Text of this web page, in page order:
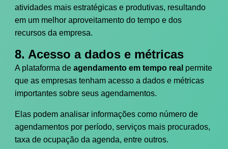
atividades mais estratégicas e produtivas, resultando
em um melhor aproveitamento do tempo e dos
recursos da empresa.
8. Acesso a dados e métricas
A plataforma de agendamento em tempo real permite
que as empresas tenham acesso a dados e métricas
importantes sobre seus agendamentos.
Elas podem analisar informações como número de
agendamentos por período, serviços mais procurados,
taxa de ocupação da agenda, entre outros.